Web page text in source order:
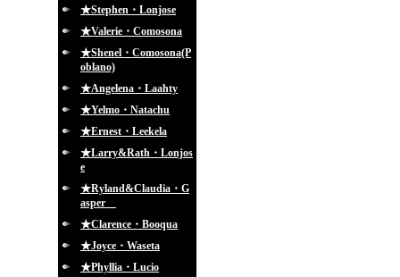
★Stephen・Lonjose
★Valerie・Comosona
★Shenel・Comosona(P
oblano)
★Angelena・Laahty
★Yelmo・Natachu
★Ernest・Leekela
★Larry&Rath・Lonjos
e
★Ryland&Claudia・G
asper
★Clarence・Booqua
★Joyce・Waseta
★Phyllia・Lucio